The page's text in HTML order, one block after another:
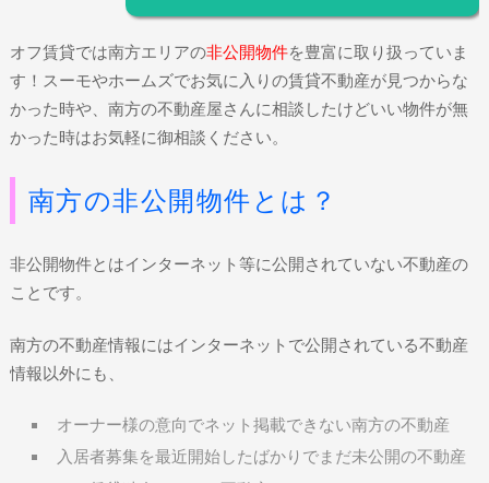
オフ賃貸では南方エリアの非公開物件を豊富に取り扱っていま
す！スーモやホームズでお気に入りの賃貸不動産が見つからな
かった時や、南方の不動産屋さんに相談したけどいい物件が無
かった時はお気軽に御相談ください。
南方の非公開物件とは？
非公開物件とはインターネット等に公開されていない不動産の
ことです。
南方の不動産情報にはインターネットで公開されている不動産
情報以外にも、
オーナー様の意向でネット掲載できない南方の不動産
入居者募集を最近開始したばかりでまだ未公開の不動産